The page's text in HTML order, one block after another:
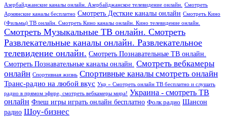
Азербайджанские каналы онлайн. Азербайджанское телевидение онлайн.
Смотреть
Армянские каналы бесплатно Смотреть Десткие каналы онлайн Смотреть Кино
(Фильмы) ТВ онлайн. Смотреть Кино каналы онлайн. Кино телевидение онлайн.
Смотреть Музыкальные ТВ онлайн. Смотреть
Развлекательные каналы онлайн. Развлекательное
телевидение онлайн. Смотреть Познавательные ТВ онлайн.
Смотреть Познавательные каналы онлайн. Смотреть вебкамеры
онлайн Спортивная жизнь Спортивные каналы смотреть онлайн
Транс-радио на любой вкус Укр » Смотреть онлайн ТВ бесплатно и слушать
радио в прямом эфире, смотреть вебкамеры мира! Украина - смотреть ТВ
онлайн Флеш игры играть онлайн бесплатно Фолк радио Шансон
радио Шоу-бизнес